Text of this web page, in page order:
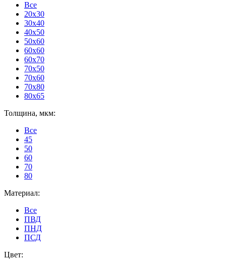
Все
20x30
30x40
40x50
50x60
60x60
60x70
70x50
70x60
70x80
80x65
Толщина, мкм:
Все
45
50
60
70
80
Материал:
Все
ПВД
ПНД
ПСД
Цвет: